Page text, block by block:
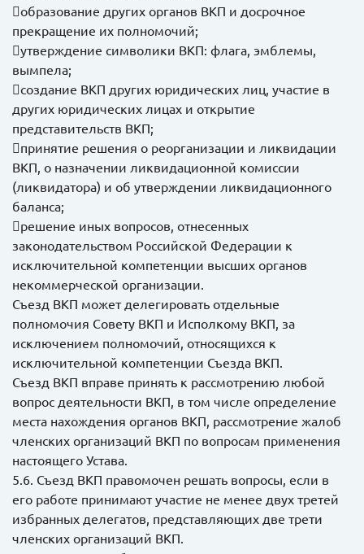
образование других органов ВКП и досрочное
прекращение их полномочий;
утверждение символики ВКП: флага, эмблемы,
вымпела;
создание ВКП других юридических лиц, участие в
других юридических лицах и открытие
представительств ВКП;
принятие решения о реорганизации и ликвидации
ВКП, о назначении ликвидационной комиссии
(ликвидатора) и об утверждении ликвидационного
баланса;
решение иных вопросов, отнесенных
законодательством Российской Федерации к
исключительной компетенции высших органов
некоммерческой организации.
Съезд ВКП может делегировать отдельные
полномочия Совету ВКП и Исполкому ВКП, за
исключением полномочий, относящихся к
исключительной компетенции Съезда ВКП.
Съезд ВКП вправе принять к рассмотрению любой
вопрос деятельности ВКП, в том числе определение
места нахождения органов ВКП, рассмотрение жалоб
членских организаций ВКП по вопросам применения
настоящего Устава.
5.6. Съезд ВКП правомочен решать вопросы, если в
его работе принимают участие не менее двух третей
избранных делегатов, представляющих две трети
членских организаций ВКП.